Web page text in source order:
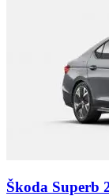
Škoda Superb